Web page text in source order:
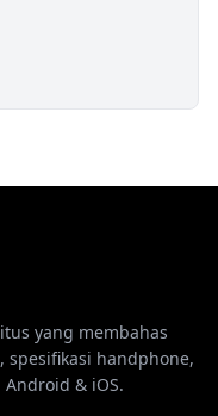
yang membahas
handphone,
& iOS.